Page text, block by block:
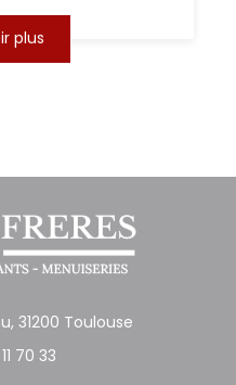
plus
31200 Toulouse
70 33